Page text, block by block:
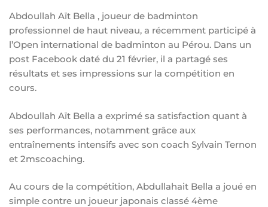
Abdoullah Aït Bella , joueur de badminton
professionnel de haut niveau, a récemment participé à
l’Open international de badminton au Pérou. Dans un
post Facebook daté du 21 février, il a partagé ses
résultats et ses impressions sur la compétition en
cours.
Abdoullah Aït Bella a exprimé sa satisfaction quant à
ses performances, notamment grâce aux
entraînements intensifs avec son coach Sylvain Ternon
et 2mscoaching.
Au cours de la compétition, Abdullahait Bella a joué en
simple contre un joueur japonais classé 4ème